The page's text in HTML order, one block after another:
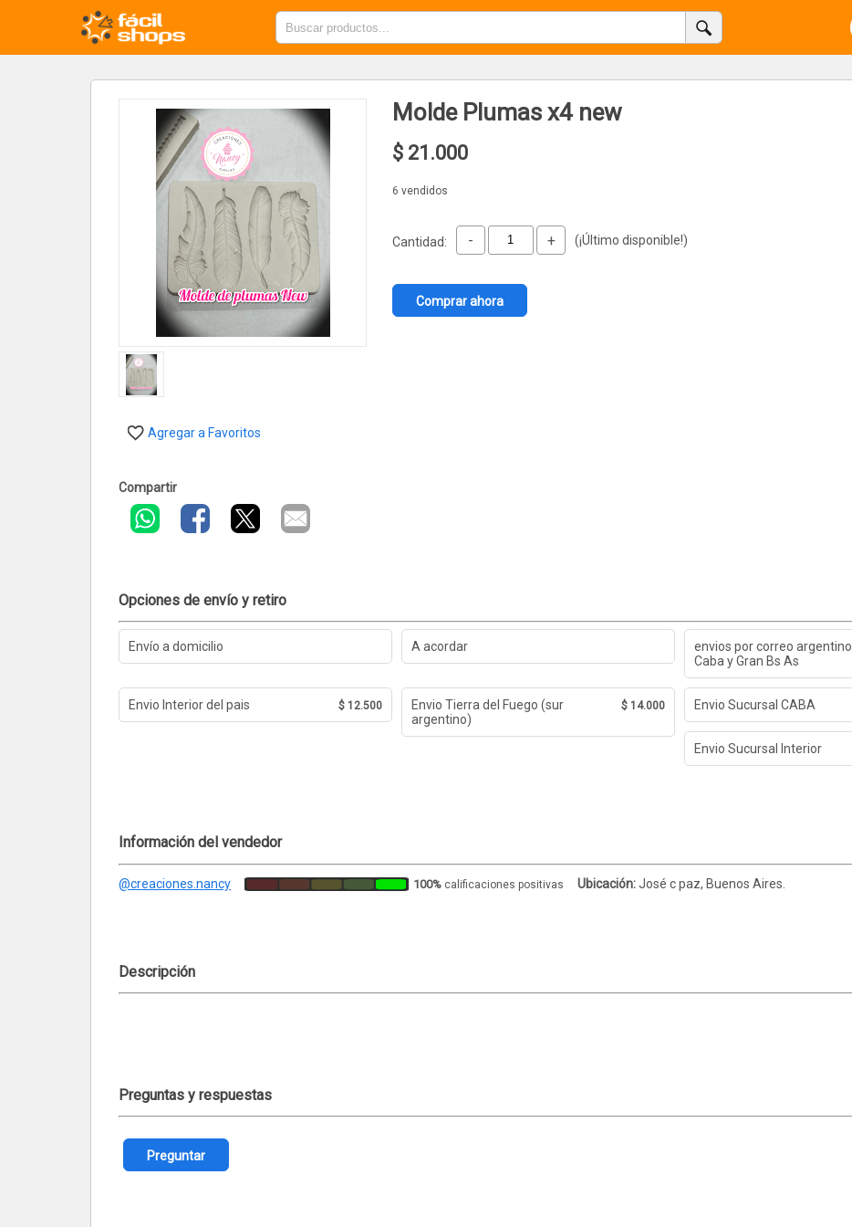
Molde Plumas x4 new
$ 21.000
6 vendidos
Cantidad: - + (¡Último disponible!)
Comprar ahora
Agregar a Favoritos
Compartir
Opciones de envío y retiro
Envío a domicilio A acordar
envios por correo argentino
Caba y Gran Bs As
Envio Interior del pais $ 12.500
Envio Tierra del Fuego (sur
argentino)
$ 14.000 Envio Sucursal CABA
Envio Sucursal Interior
Información del vendedor
@creaciones.nancy 100% calificaciones positivas Ubicación:José c paz, Buenos Aires.
Descripción
Preguntas y respuestas
Preguntar